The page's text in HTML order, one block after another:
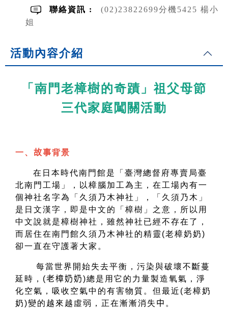
聯絡資訊 :
(02)23822699分機5425 楊小
姐
活動內容介紹
「南門老樟樹的奇蹟」祖父母節
三代家庭闖關活動
一、 故事背景
在日本時代南門館是「臺灣總督府專賣局臺
北南門工場」，以樟腦加工為主，在工場內有一
個神社名字為「久須乃木神社」，
「久須乃木」
是日文漢字，即是中文的「樟樹」之意，所以用
中文說就是樟樹神社， 雖然神社已經不存在了，
而居住在南門館久須乃木神社的精靈(老樟奶奶)
卻一直在守護著大家。
每當世界開始失去平衡，污染與破壞不斷蔓
延時，(老樟奶奶)總是用它的力量製造氧氣，淨
化空氣，吸收空氣中的有害物質。但最近(老樟奶
奶)變的越來越虛弱，正在漸漸消失 中 。